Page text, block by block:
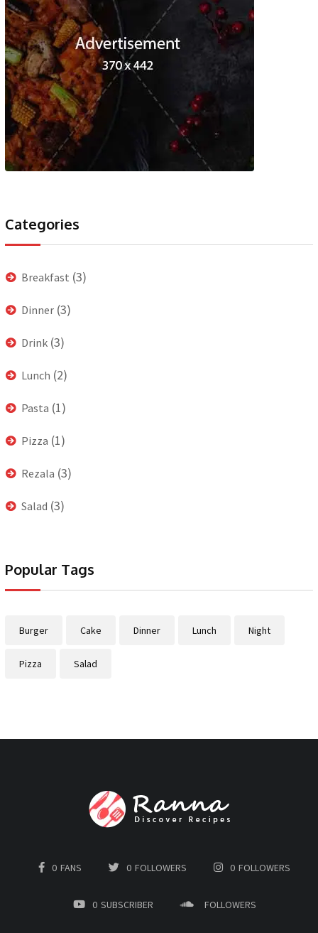
Categories
Breakfast (3)
Dinner (3)
Drink (3)
Lunch (2)
Pasta (1)
Pizza (1)
Rezala (3)
Salad (3)
Popular Tags
Burger Cake Dinner Lunch Night
Pizza Salad
0 FANS 0 FOLLOWERS 0 FOLLOWERS
0 SUBSCRIBER FOLLOWERS